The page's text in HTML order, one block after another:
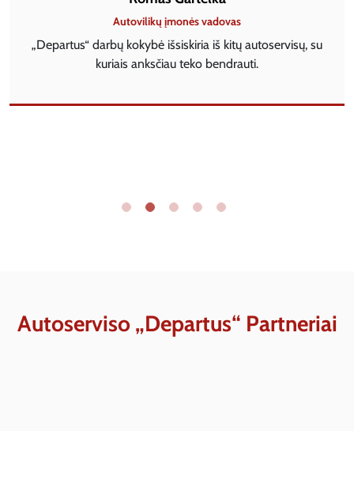
Autovilikų įmonės vadovas
„Departus“ darbų kokybė išsiskiria iš kitų autoservisų, su
kuriais anksčiau teko bendrauti.
Autoserviso „Departus“ Partneriai